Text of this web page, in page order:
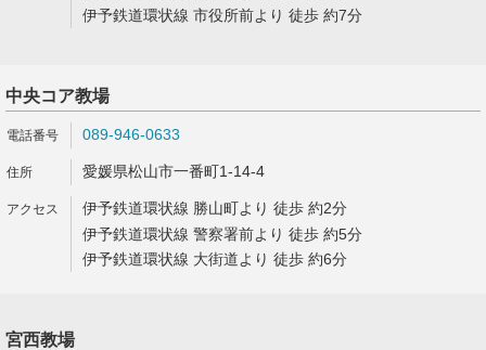
伊予鉄道環状線 市役所前より 徒歩 約7分
中央コア教場
089-946-0633
愛媛県松山市一番町1-14-4
伊予鉄道環状線 勝山町より 徒歩 約2分
伊予鉄道環状線 警察署前より 徒歩 約5分
伊予鉄道環状線 大街道より 徒歩 約6分
宮西教場